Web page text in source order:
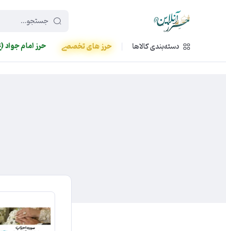
449f43cf-3da2-4422-bb12-2566cb5b8b05
دسته‌بندی کالاها
حرز های تخصصی حرز امام جواد